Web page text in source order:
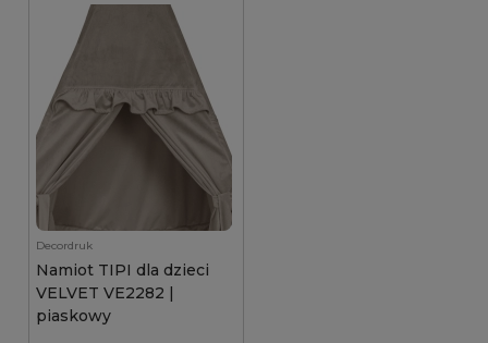
Decordruk
Namiot TIPI dla dzieci
VELVET VE2282 |
piaskowy